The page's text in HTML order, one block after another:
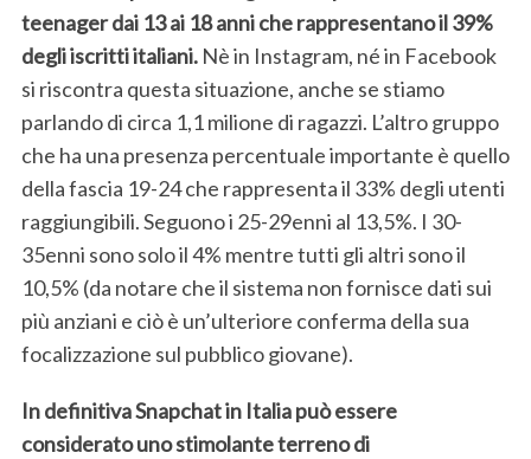
teenager dai 13 ai 18 anni che rappresentano il 39%
degli iscritti italiani.Nè in Instagram, né in Facebook
si riscontra questa situazione, anche se stiamo
parlando di circa 1,1 milione di ragazzi. L’altro gruppo
che ha una presenza percentuale importante è quello
della fascia 19-24 che rappresenta il 33% degli utenti
raggiungibili. Seguono i 25-29enni al 13,5%. I 30-
35enni sono solo il 4% mentre tutti gli altri sono il
10,5% (da notare che il sistema non fornisce dati sui
più anziani e ciò è un’ulteriore conferma della sua
focalizzazione sul pubblico giovane).
In definitiva Snapchat in Italia può essere
considerato uno stimolante terreno di
S
e
a
r
h
f
o
r